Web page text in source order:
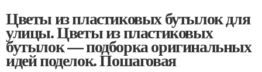
Цветы из пластиковых бутылок для
улицы. Цветы из пластиковых
бутылок — подборка оригинальных
идей поделок. Пошаговая